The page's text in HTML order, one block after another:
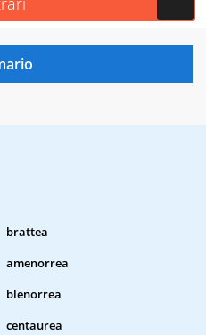
brattea
amenorrea
blenorrea
centaurea